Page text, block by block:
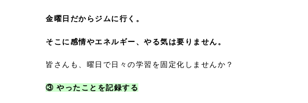
金曜日だからジムに行く。
そこに感情やエネルギー、やる気は要りません。
皆さんも、曜日で日々の学習を固定化しませんか？
③ やったことを記録する